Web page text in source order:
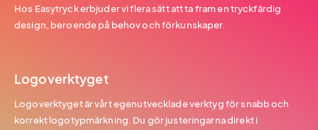
Hos Easytryck erbjuder vi flera sätt att ta fram en tryckfärdig
design, beroende på behov och förkunskaper.
Logoverktyget
Logoverktyget är vårt egenutvecklade verktyg för snabb och
korrekt logotypmärkning. Du gör justeringarna direkt i